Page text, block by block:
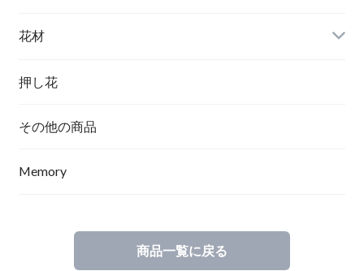
花材
押し花
その他の商品
Memory
商品一覧に戻る